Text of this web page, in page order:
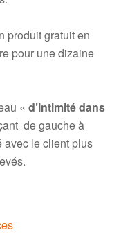
produit gratuit en
pour une dizaine
«d’intimité dans
de gauche à
avec le client plus